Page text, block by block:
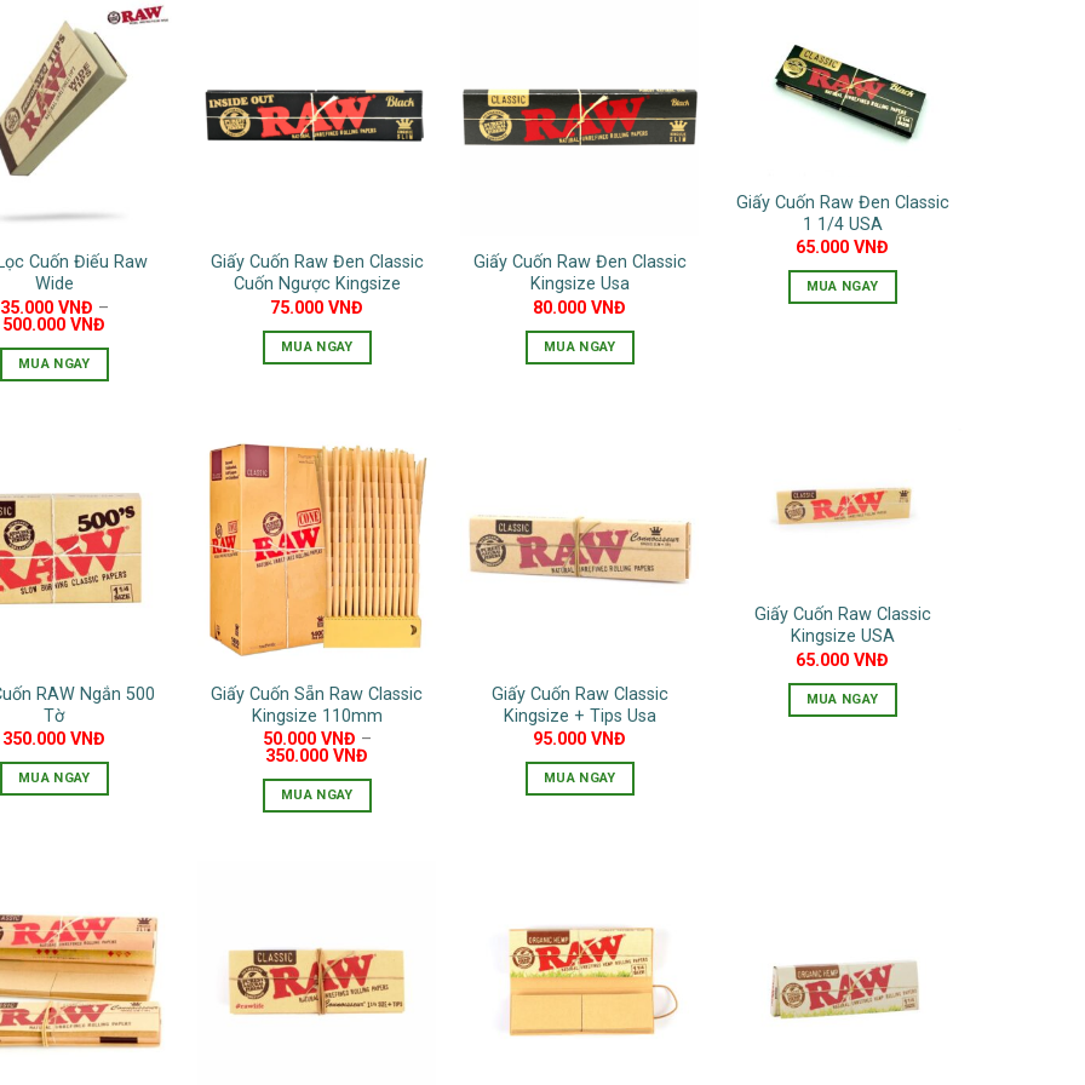
Cuốn Điếu Raw
Wide
35.000 VNĐ –
500.000VNĐ
MUA NGAY
nhiều
biến
thể.
Các
thể
được
trên
Giấy Cuốn Raw Đen Classic
Cuốn Ngược Kingsize
75.000VNĐ
MUA NGAY
Giấy Cuốn Raw Đen Classic
Kingsize Usa
80.000VNĐ
MUA NGAY
Giấy Cuốn Raw Đen Classic
1 1/4 USA
65.000VNĐ
MUA NGAY
RAW Ngắn 500
Tờ
350.000VNĐ
MUA NGAY
Giấy Cuốn Sẵn Raw Classic
Kingsize 110mm
50.000 VNĐ –
350.000VNĐ
MUA NGAY
biến
thể.
Các
Giấy Cuốn Raw Classic
Kingsize + Tips Usa
95.000VNĐ
MUA NGAY
Giấy Cuốn Raw Classic
Kingsize USA
65.000VNĐ
MUA NGAY